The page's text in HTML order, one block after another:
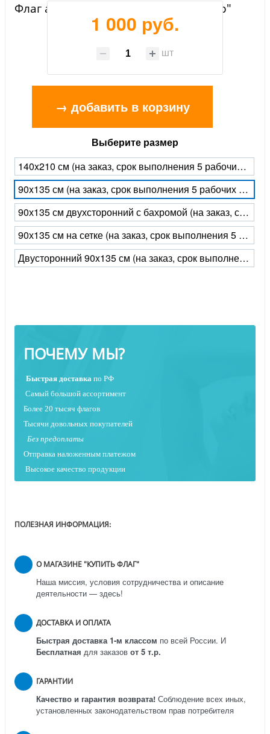
Флаг атомной подводной лодки "Тигр"
1 000 руб.
шт
→ добавить в корзину
Выберите размер
140x210 см (на заказ, срок выполнения 5 рабочих дней)
90x135 см (на заказ, срок выполнения 5 рабочих дней)
90х135 см двухсторонний с бахромой (на заказ, срок выполнения 5 рабочих дней)
90х135 см на сетке (на заказ, срок выполнения 5 рабочих дней)
Двусторонний 90x135 см (на заказ, срок выполнения 5 рабочих дней)
ПОЧЕМУ МЫ?
Быстрая доставка по РФ
Самый большой ассортимент
Более 20 тысяч флагов
Тысячи довольных покупателей
Без предоплаты
Отправка наложенным платежом
Высокое качество продукции
ПОЛЕЗНАЯ ИНФОРМАЦИЯ:
О МАГАЗИНЕ "КУПИТЬ ФЛАГ"
Наша миссия, условия сотрудничества и описание
деятельности — здесь!
ДОСТАВКА И ОПЛАТА
Быстрая доставка 1-м классом по всей России. И
Бесплатная для заказов от 5 т.р.
ГАРАНТИИ
Качество и гарантия возврата! Соблюдение всех иных,
установленных законодательством прав потребителя